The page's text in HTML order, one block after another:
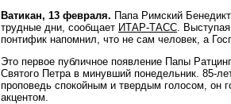
Ватикан, 13 февраля. Папа Римский
трудные дни, сообщает ИТАР-ТАСС .
понтифик напомнил, что не сам человек, а
Это первое публичное появление Папы
Святого Петра в минувший понедельник. 85-
проповедь спокойным и твердым голосом, он
акцентом.